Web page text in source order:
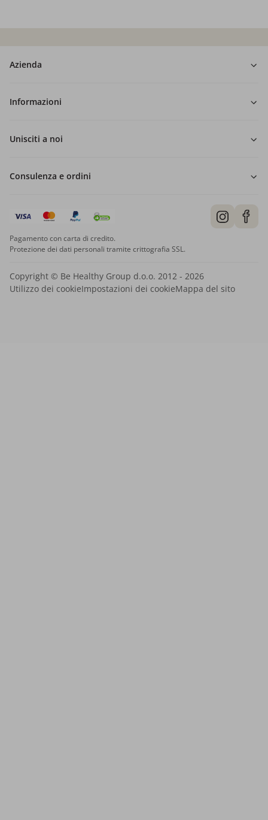
Azienda
Informazioni
Unisciti a noi
Consulenza e ordini
Pagamento con carta di credito.
Protezione dei dati personali tramite crittografia SSL.
Copyright © Be Healthy Group d.o.o. 2012 - 2026
Utilizzo dei cookieImpostazioni dei cookieMappa del sito